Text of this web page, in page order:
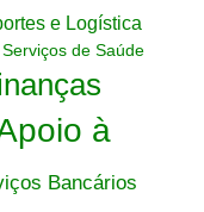
e Logística
Serviços de Saúde
à
Bancários